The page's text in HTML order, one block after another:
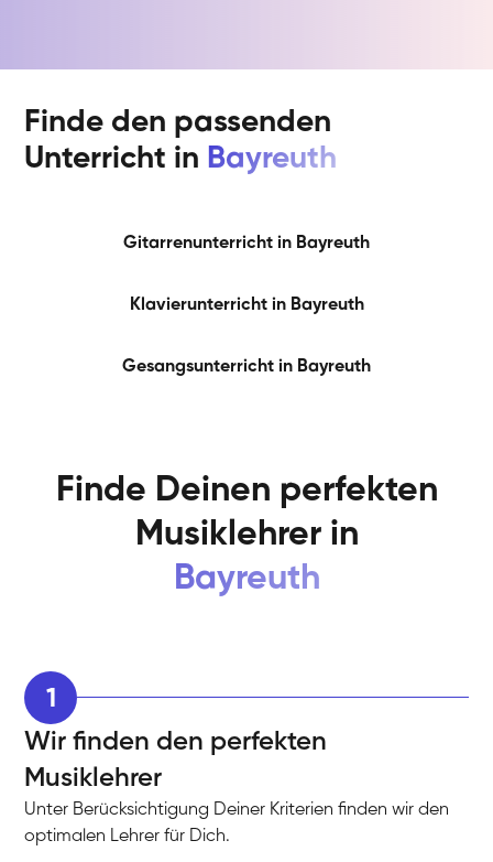
Finde den passenden
Unterricht in Bayreuth
Gitarrenunterricht in Bayreuth
Klavierunterricht in Bayreuth
Gesangsunterricht in Bayreuth
Finde Deinen perfekten
Musiklehrer in
Bayreuth
1
Wir finden den perfekten
Musiklehrer
Unter Berücksichtigung Deiner Kriterien finden wir den
optimalen Lehrer für Dich.